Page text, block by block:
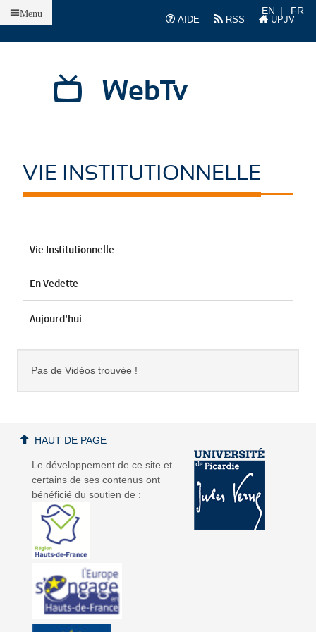
AIDE
RSS UPJV
EN FR
WebTv
Menu
VIE INSTITUTIONNELLE
Vie Institutionnelle
En Vedette
Aujourd'hui
Pas de Vidéos trouvée !
Le développement de ce site et
certains de ses contenus ont
bénéficié du soutien de :
HAUT DE PAGE